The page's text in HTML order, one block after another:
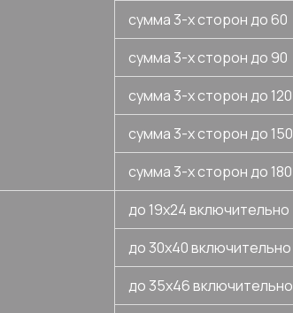
сумма 3-х сторон до 60
сумма 3-х сторон до 90
сумма 3-х сторон до 120
сумма 3-х сторон до 150
сумма 3-х сторон до 180
до 19х24 включительно
до 30х40 включительно
до 35х46 включительно